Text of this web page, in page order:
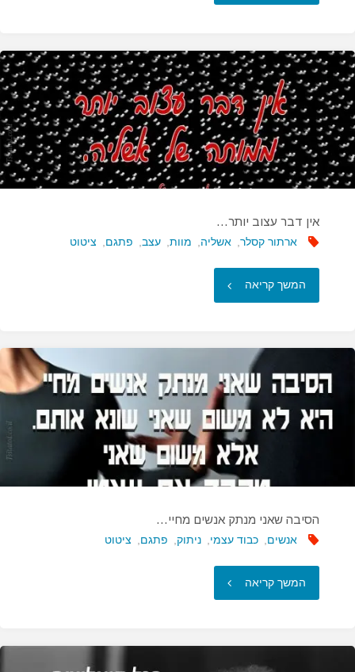
אישה
שזקוקה…"
אין דבר עצוב יותר…
ארתור קסלר, אשליה, מוות, עצב, פתגם, ציטוט
המשך קריאה "אין
עצוב
יותר…"
הסיבה שאני מנתק אנשים מחיי…
אנשים כבוד עצמי ניתוק פתגם ציטוט
המשך קריאה "הסיבה
מנתק